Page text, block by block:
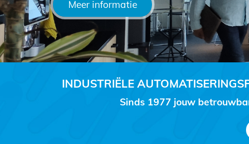
Meer informatie
INDUSTRIËLE
Sinds 1977 jouw